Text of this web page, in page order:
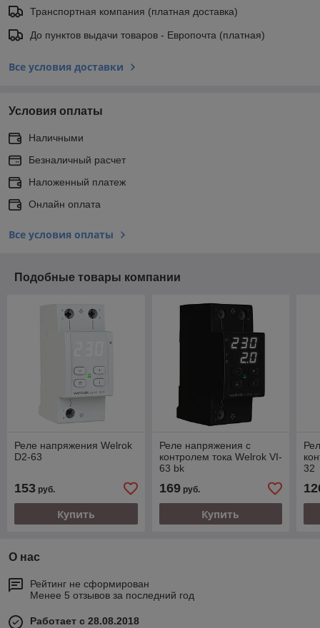
Транспортная компания (платная доставка)
До пунктов выдачи товаров - Европочта (платная)
Все условия доставки
Условия оплаты
Наличными
Безналичный расчет
Наложенный платеж
Онлайн оплата
Все условия оплаты
Подобные товары компании
Реле напряжения Welrok
D2-63
153 руб.
Купить
Реле напряжения с
контролем тока Welrok VI-
63 bk
169руб.
Купить
32
О нас
Рейтинг не сформирован
Менее 5 отзывов за последний год
Работает с 28.08.2018